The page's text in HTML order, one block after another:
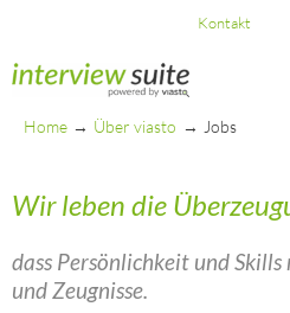
content
Kontakt
Home Über viasto Jobs
Wir leben die
dass Persönlichkeit und
und Zeugnisse.